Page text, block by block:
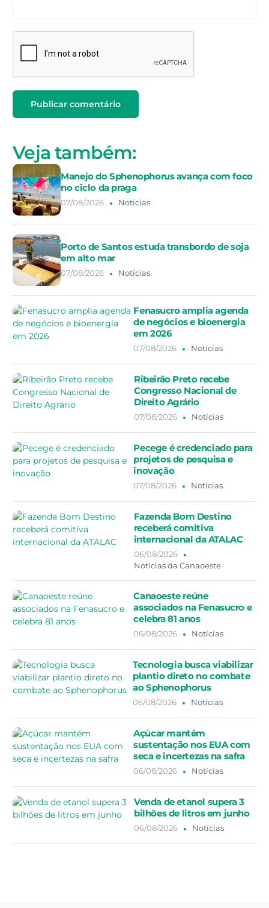
Veja também:
Manejo do Sphenophorus avança com foco
no ciclo da praga
07/08/2026 Notícias
Porto de Santos estuda transbordo de soja
em alto mar
07/08/2026 Notícias
Fenasucro amplia agenda
de negócios e bioenergia
em 2026
07/08/2026 Notícias
Ribeirão Preto recebe
Congresso Nacional de
Direito Agrário
07/08/2026 Notícias
Pecege é credenciado para
projetos de pesquisa e
inovação
07/08/2026 Notícias
Fazenda Bom Destino
receberá comitiva
internacional da ATALAC
06/08/2026
Notícias da Canaoeste
Canaoeste reúne
associados na Fenasucro e
celebra 81 anos
06/08/2026 Notícias
Tecnologia busca viabilizar
plantio direto no combate
ao Sphenophorus
06/08/2026 Notícias
Açúcar mantém
sustentação nos EUA com
seca e incertezas na safra
06/08/2026 Notícias
Venda de etanol supera 3
bilhões de litros em junho
06/08/2026 Notícias